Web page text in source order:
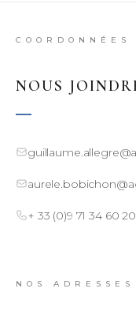
COORDONNÉES
NOUS
+ 33 (0)9 71 34 60 20
NOS ADRESSES